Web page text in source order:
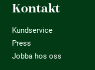
Kontakt
Kundservice
Press
Jobba hos oss